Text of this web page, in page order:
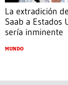
La extradición
Saab a Estados
sería inminente
MUNDO